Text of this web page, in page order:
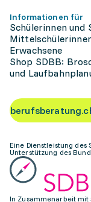
Informationen für
Schülerinnen und
Erwachsene
Shop SDBB:
und
Eine Dienstleistung des
Unterstützung des
In Zusammenarbeit mit: